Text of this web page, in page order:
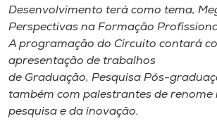
Desenvolvimento terá como tema,
Perspectivas na Formação
A programação do Circuito contará
apresentação de trabalhos
de Graduação, Pesquisa Pós-
também com palestrantes de renome
pesquisa e da inovação.